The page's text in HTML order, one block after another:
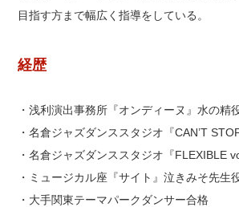
目指す方まで幅広く指導をしている。
経歴
・浅利演出事務所『オンディーヌ』水の精
・名倉ジャズダンススタジオ『CAN’T
・名倉ジャズダンススタジオ『FLEXIBLE
・ミュージカル座『サイト』泣きみそ先生
・大手関東テーマパークダンサー合格